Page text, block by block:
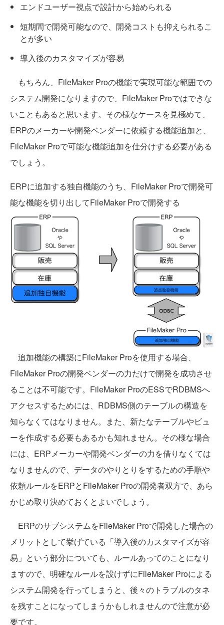
エンドユーザー視点で設計から始められる
短期間で開発可能なので、開発コストも抑えられるこ
とが多い
導入後のカスタマイズが容易
もちろん、FileMaker Proの機能で実現可能な範囲での
システム開発になりますので、FileMaker Proではできな
いこともあると思います。その様なケースを見極めて、
ERPのメーカーや開発ベンダーに依頼する機能追加と、
FileMaker Proで可能な機能追加を仕分けする必要がある
でしょう。
ERPに追加する独自機能のうち、FileMaker Proで開発可
能な機能を切り出してFileMaker Proで開発する
追加機能の構築にFileMaker Proを使用する場合、
FileMaker Proの開発ベンダーの力だけで開発を成功させ
ることは不可能です。FileMaker ProのESSでRDBMSへ
アクセスするためには、RDBMS側のテーブルの構造を
知らなくてはなりません。また、新たなテーブルやビュ
ーを作成する必要もあるかも知れません。その様な場合
には、ERPメーカーや開発ベンダーの力を借りなくては
なりませんので、データのやりとりをするための手順や
依頼ルールをERPとFileMaker Proの開発者双方で、あら
かじめ取り決めておくとよいでしょう。
ERPのサブシステムをFileMaker Proで開発した場合の
メリットとして挙げている「導入後のカスタマイズが容
易」という部分についても、ルールあってのことになり
ますので、明確なルールを設けずにFileMaker Proによる
システム開発を行ってしまうと、後々のトラブルのタネ
を残すことになってしまうかもしれませんので注意が必
要です。